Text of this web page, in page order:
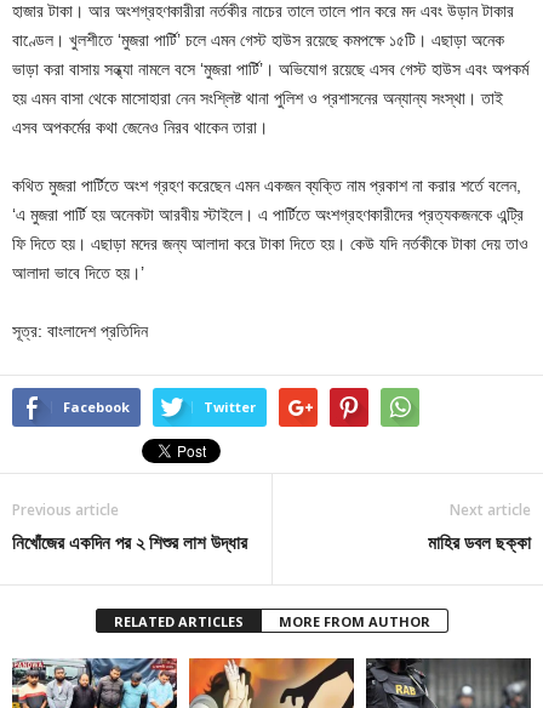
হাজার টাকা। আর অংশগ্রহণকারীরা নর্তকীর নাচের তালে তালে পান করে মদ এবং উড়ান টাকার
বাণ্ডেল। খুলশীতে ‘মুজরা পার্টি’ চলে এমন গেস্ট হাউস রয়েছে কমপক্ষে ১৫টি। এছাড়া অনেক
ভাড়া করা বাসায় সন্ধ্যা নামলে বসে ‘মুজরা পার্টি’। অভিযোগ রয়েছে এসব গেস্ট হাউস এবং অপকর্ম
হয় এমন বাসা থেকে মাসোহারা নেন সংশ্লিষ্ট থানা পুলিশ ও প্রশাসনের অন্যান্য সংস্থা। তাই
এসব অপকর্মের কথা জেনেও নিরব থাকেন তারা।
কথিত মুজরা পার্টিতে অংশ গ্রহণ করেছেন এমন একজন ব্যক্তি নাম প্রকাশ না করার শর্তে বলেন,
‘এ মুজরা পার্টি হয় অনেকটা আরবীয় স্টাইলে। এ পার্টিতে অংশগ্রহণকারীদের প্রত্যকজনকে এন্ট্রি
ফি দিতে হয়। এছাড়া মদের জন্য আলাদা করে টাকা দিতে হয়। কেউ যদি নর্তকীকে টাকা দেয় তাও
আলাদা ভাবে দিতে হয়।’
সূত্র: বাংলাদেশ প্রতিদিন
Facebook Twitter
Previous article
নিখোঁজের একদিন পর ২ শিশুর লাশ উদ্ধার
Next article
মাহির ডবল ছক্কা
RELATED ARTICLES MORE FROM AUTHOR